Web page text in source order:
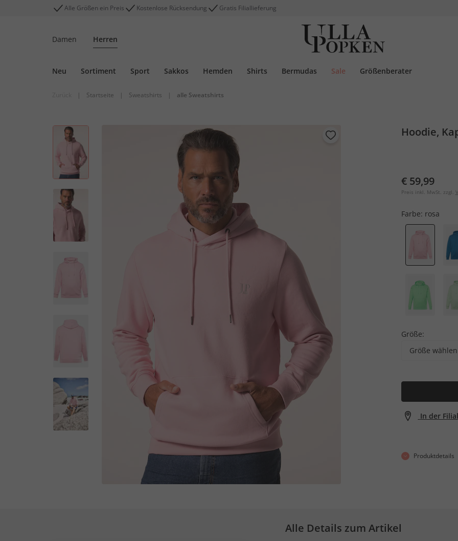
Alle Größen ein Preis Kostenlose Rücksendung Gratis Filiallieferung
Damen Herren
Neu Sortiment Sport Sakkos Hemden Shirts Bermudas Sale Größenberater
| Startseite | Sweatshirts | alle Sweatshirts
Hoodie,
€ 59,99
Preis inkl. MwSt. zzgl.
Farbe: rosa
Größe:
Größe wählen
In der
Produktdetails
Alle Details zum Artikel